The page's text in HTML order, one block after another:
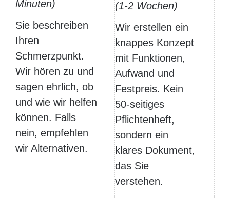
Minuten)
Sie beschreiben
Ihren
Schmerzpunkt.
Wir hören zu und
sagen ehrlich, ob
und wie wir helfen
können. Falls
nein, empfehlen
wir Alternativen.
(1-2 Wochen)
Wir erstellen ein
knappes Konzept
mit Funktionen,
Aufwand und
Festpreis. Kein
50-seitiges
Pflichtenheft,
sondern ein
klares Dokument,
das Sie
verstehen.